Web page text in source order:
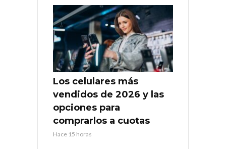
Los celulares más
vendidos de 2026 y las
opciones para
comprarlos a cuotas
Hace 15 horas